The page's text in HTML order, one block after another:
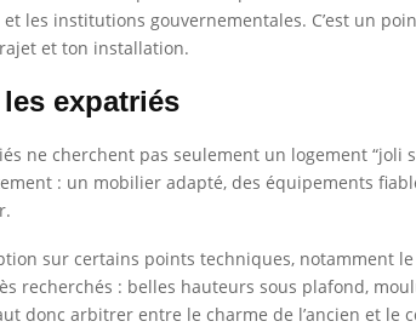
les institutions gouvernementales. C’est un
et ton installation.
expatriés
ne cherchent pas seulement un logement
: un mobilier adapté, des équipements
sur certains points techniques, notamment
recherchés : belles hauteurs sous plafond,
donc arbitrer entre le charme de l’ancien et